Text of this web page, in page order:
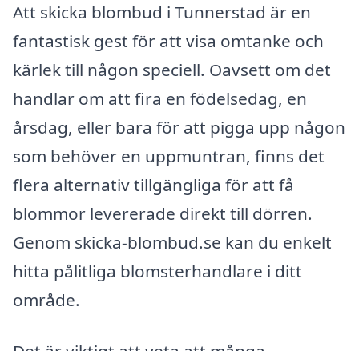
Att skicka blombud i Tunnerstad är en
fantastisk gest för att visa omtanke och
kärlek till någon speciell. Oavsett om det
handlar om att fira en födelsedag, en
årsdag, eller bara för att pigga upp någon
som behöver en uppmuntran, finns det
flera alternativ tillgängliga för att få
blommor levererade direkt till dörren.
Genom skicka-blombud.se kan du enkelt
hitta pålitliga blomsterhandlare i ditt
område.